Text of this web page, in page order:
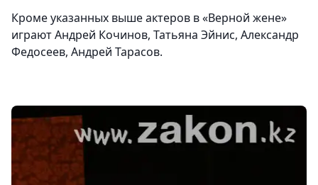
Кроме указанных выше актеров в «Верной жене»
играют Андрей Кочинов, Татьяна Эйнис, Александр
Федосеев, Андрей Тарасов.